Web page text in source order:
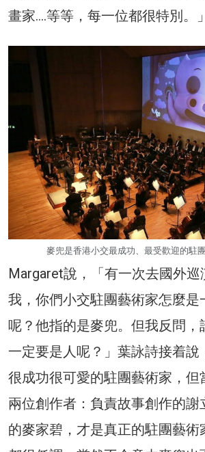
畫家….等等，每一位都很特別。」
麥兜是香港小交最成功、最受歡迎的駐
Margaret說，「有一次去國外巡
我，你們小交駐團藝術家怎麼是
呢？他指的是麥兜。但我反問，
一定要是人呢？」葉詠詩接着說
很成功很可愛的駐團藝術家，但
兩位創作者：負責故事創作的謝
的麥家碧，才是真正的駐團藝術